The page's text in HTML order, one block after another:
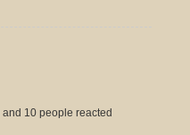
and 10 people reacted